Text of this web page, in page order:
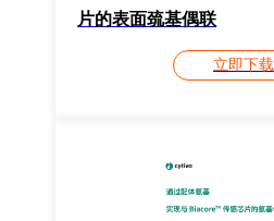
片的表面巯基偶联
立即下载